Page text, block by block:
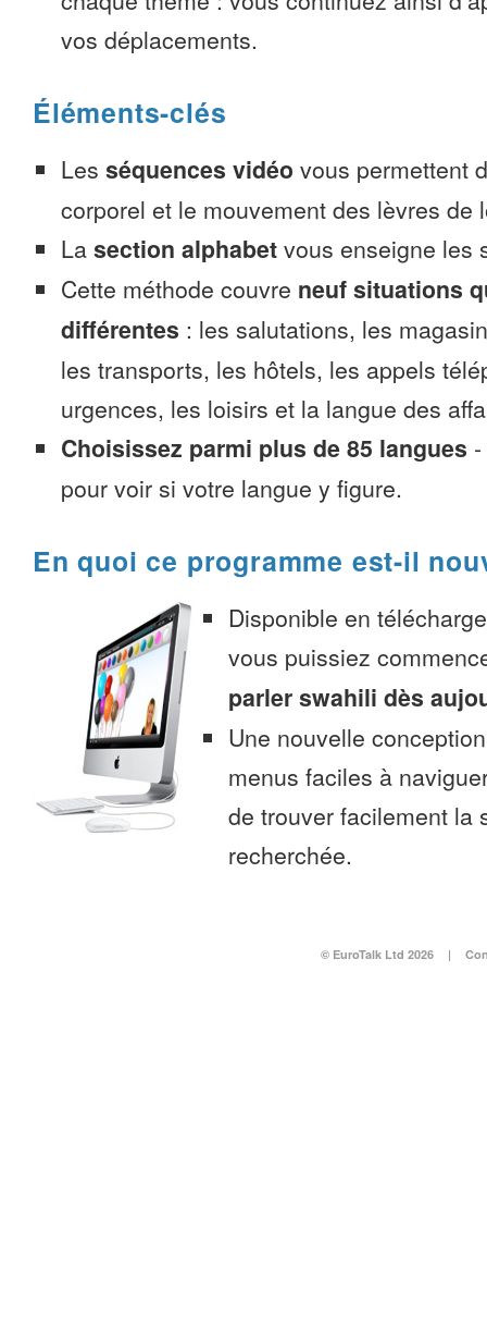
vos déplacements.
Éléments-clés
Les séquences vidéo vous permettent
corporel et le mouvement des lèvres de
La section alphabet vous enseigne les
Cette méthode couvre neuf situations
différentes : les salutations, les
les transports, les hôtels, les appels
urgences, les loisirs et la langue des
Choisissez parmi plus de 85 langues -
pour voir si votre langue y figure.
En quoi ce programme est-il
Disponible en
vous puissiez
parler swahili dès
Une nouvelle
menus faciles à
de trouver facilement la
recherchée.
© EuroTalk Ltd 2026 |